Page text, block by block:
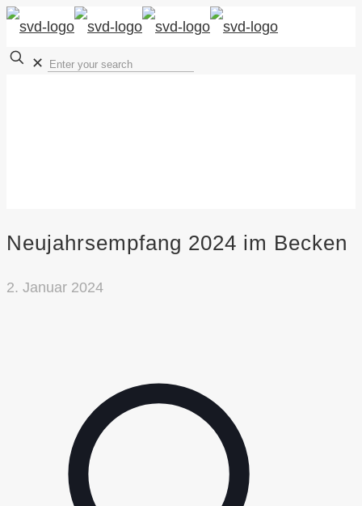
✕
Neujahrsempfang 2024 im Becken
2. Januar 2024